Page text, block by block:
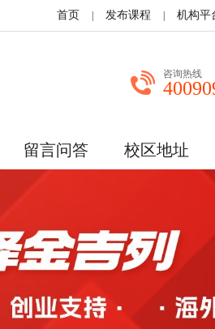
首页 发布课程 机构平
咨询热线
留言问答 校区地址